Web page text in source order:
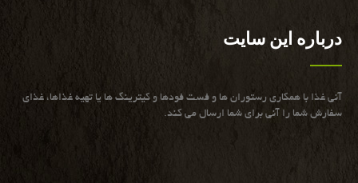
درباره این سایت
آنی غذا با همكاری رستوران ها و فست فودها و كیترینگ ها یا تهیه غذاها، غذای
سفارش شما را آنی برای شما ارسال می كند.